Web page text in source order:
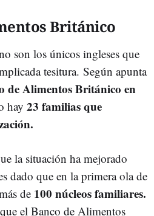
Británico
son los únicos ingleses que
tesitura. Según apunta
de Alimentos Británico en
hay 23 familias que
la situación ha mejorado
dado que en la primera ola de
de 100 núcleos familiares.
el Banco de Alimentos